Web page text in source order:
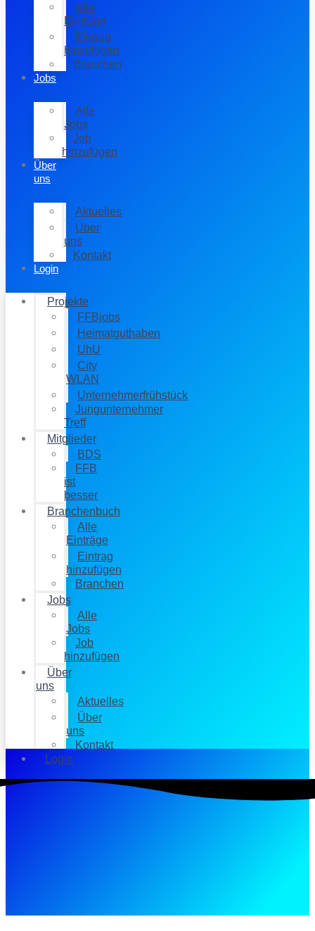
Alle
Einträge
Eintrag
hinzufügen
Branchen
Jobs
Alle
Jobs
Job
hinzufügen
Über
uns
Aktuelles
Über
uns
Kontakt
Login
Projekte
FFBjobs
Heimatguthaben
UhU
City
WLAN
Unternehmerfrühstück
Jungunternehmer
Treff
Mitglieder
BDS
FFB
ist
besser
Branchenbuch
Alle
Einträge
Eintrag
hinzufügen
Branchen
Jobs
Alle
Jobs
Job
hinzufügen
Über
uns
Aktuelles
Über
uns
Kontakt
Login